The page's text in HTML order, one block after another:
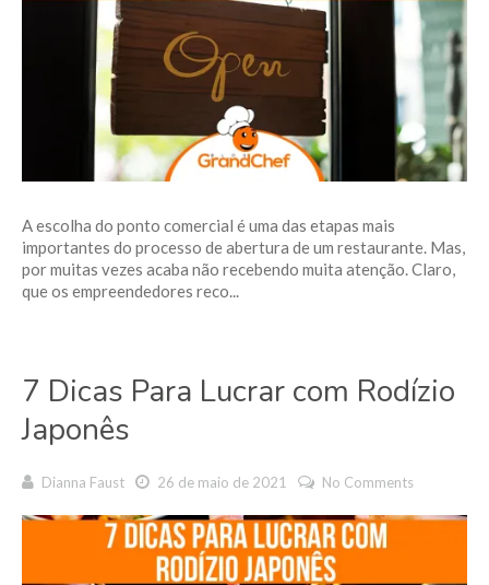
A escolha do ponto comercial é uma das etapas mais
importantes do processo de abertura de um restaurante. Mas,
por muitas vezes acaba não recebendo muita atenção. Claro,
que os empreendedores reco...
7 Dicas Para Lucrar com Rodízio
Japonês
Dianna Faust 26 de maio de 2021 No Comments